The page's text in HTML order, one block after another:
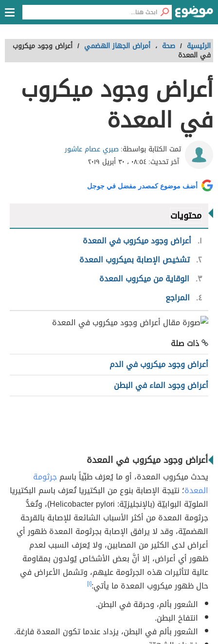
الرئيسية / صحة ، أمراض الجهاز الهضمي / أعراض وجود ميكروب
في المعدة
أعراض وجود ميكروب
في المعدة
تمت الكتابة بواسطة: صبري عصام عاشور
آخر تحديث:٠٨:٥٤ ، ٣٠ أبريل ٢٠١٩
أضف موضوع كمصدر مفضل في جوجل
محتويات
١ أعراض وجود ميكروب في المعدة
٢ تشخيص الإصابة بميكروب المعدة
٣
الوقاية من ميكروب المعدة
٤
المراجع
ذات صلة
أعراض وجود ميكروب في الدم
أعراض وجود الماء في البطن
أعراض وجود ميكروب في المعدة
يحدث ميكروب المعدة، أو ما يُعرَف طبِّياً باسمجرثومة
المعدة؛ نتيجة الإصابة بنوع من البكتيريا تُعرَف باسم البكتيريا
الملويّة البوابيّة (بالإنجليزيّة: Helicobacter pylori)، وتُعَدُّ
جرثومة المعدة من أكثر الأسباب الشائعة للإصابة بالقرحة
الهضميّة، وقد لا يرافق الإصابة بجرثومة المعدة ظهور أي
أعراض لدى الكثير من المصابين، ولا يُعرَف السبب لعدم
ظهور أي أعراض، إلا أنَّ بعض الأشخاص يُولدون بمقاومة
عالية لتأثيرات هذه الجرثومة عليهم، وتشمل الأعراض في
حال ظهور ميكروب المعدة ما يأتي:[١]
الشعور بألم، وحرقة في البطن.
انتفاخ البطن.
الشعور بألم في البطن، يزداد عندما تكون المعدة فارغة.